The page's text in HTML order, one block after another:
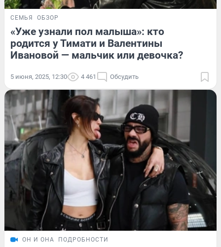
СЕМЬЯ ОБЗОР
«Уже узнали пол малыша»: кто
родится у Тимати и Валентины
Ивановой — мальчик или девочка?
5 июня, 2025, 12:30 4 461 Обсудить
ОН И ОНА ПОДРОБНОСТИ